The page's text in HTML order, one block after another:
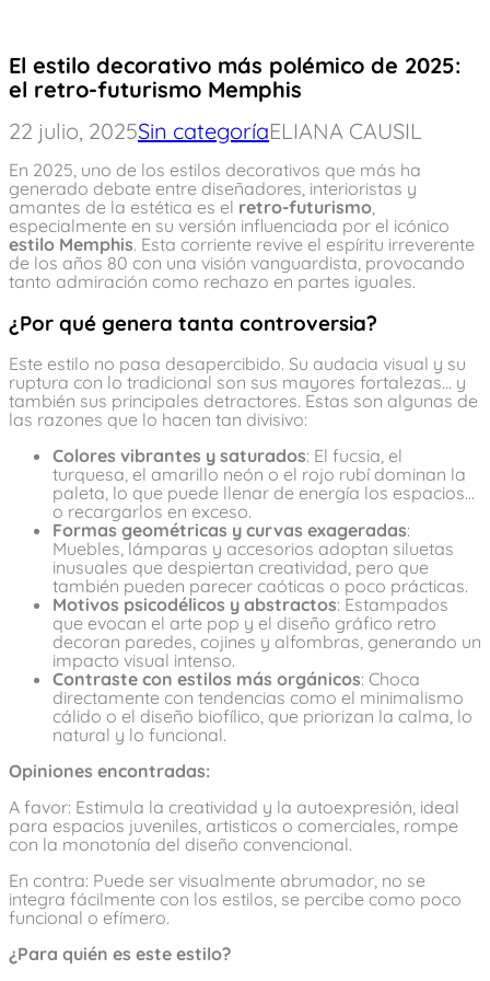
El estilo decorativo más polémico de 2025:
el retro-futurismo Memphis
22 julio, 2025Sin categoríaELIANA CAUSIL
En 2025, uno de los estilos decorativos que más ha
generado debate entre diseñadores, interioristas y
amantes de la estética es el retro-futurismo,
especialmente en su versión influenciada por el icónico
estilo Memphis. Esta corriente revive el espíritu irreverente
de los años 80 con una visión vanguardista, provocando
tanto admiración como rechazo en partes iguales.
¿Por qué genera tanta controversia?
Este estilo no pasa desapercibido. Su audacia visual y su
ruptura con lo tradicional son sus mayores fortalezas… y
también sus principales detractores. Estas son algunas de
las razones que lo hacen tan divisivo:
Colores vibrantes y saturados: El fucsia, el
turquesa, el amarillo neón o el rojo rubí dominan la
paleta, lo que puede llenar de energía los espacios…
o recargarlos en exceso.
Formas geométricas y curvas exageradas:
Muebles, lámparas y accesorios adoptan siluetas
inusuales que despiertan creatividad, pero que
también pueden parecer caóticas o poco prácticas.
Motivos psicodélicos y abstractos: Estampados
que evocan el arte pop y el diseño gráfico retro
decoran paredes, cojines y alfombras, generando un
impacto visual intenso.
Contraste con estilos más orgánicos: Choca
directamente con tendencias como el minimalismo
cálido o el diseño biofílico, que priorizan la calma, lo
natural y lo funcional.
Opiniones encontradas:
A favor: Estimula la creatividad y la autoexpresión, ideal
para espacios juveniles, artisticos o comerciales, rompe
con la monotonía del diseño convencional.
En contra: Puede ser visualmente abrumador, no se
integra fácilmente con los estilos, se percibe como poco
funcional o efímero.
¿Para quién es este estilo?